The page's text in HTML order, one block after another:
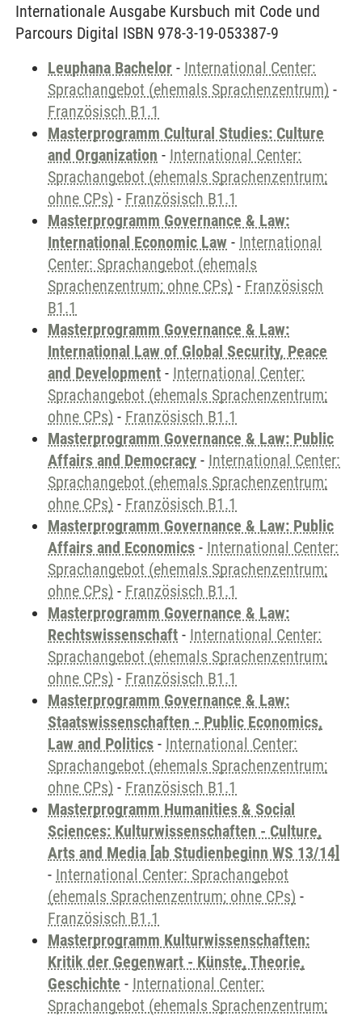
Internationale Ausgabe Kursbuch mit Code und
Parcours Digital ISBN 978-3-19-053387-9
Leuphana Bachelor - International Center:
Sprachangebot (ehemals Sprachenzentrum) -
Französisch B1.1
Masterprogramm Cultural Studies: Culture
and Organization - International Center:
Sprachangebot (ehemals Sprachenzentrum;
ohne CPs) - Französisch B1.1
Masterprogramm Governance & Law:
International Economic Law - International
Center: Sprachangebot (ehemals
Sprachenzentrum; ohne CPs) - Französisch
B1.1
Masterprogramm Governance & Law:
International Law of Global Security, Peace
and Development - International Center:
Sprachangebot (ehemals Sprachenzentrum;
ohne CPs) - Französisch B1.1
Masterprogramm Governance & Law: Public
Affairs and Democracy - International Center:
Sprachangebot (ehemals Sprachenzentrum;
ohne CPs) - Französisch B1.1
Masterprogramm Governance & Law: Public
Affairs and Economics - International Center:
Sprachangebot (ehemals Sprachenzentrum;
ohne CPs) - Französisch B1.1
Masterprogramm Governance & Law:
Rechtswissenschaft - International Center:
Sprachangebot (ehemals Sprachenzentrum;
ohne CPs) - Französisch B1.1
Masterprogramm Governance & Law:
Staatswissenschaften - Public Economics,
Law and Politics - International Center:
Sprachangebot (ehemals Sprachenzentrum;
ohne CPs) - Französisch B1.1
Masterprogramm Humanities & Social
Sciences: Kulturwissenschaften - Culture,
Arts and Media [ab Studienbeginn WS 13/14]
- International Center: Sprachangebot
(ehemals Sprachenzentrum; ohne CPs) -
Französisch B1.1
Masterprogramm Kulturwissenschaften:
Kritik der Gegenwart - Künste, Theorie,
Geschichte - International Center:
Sprachangebot (ehemals Sprachenzentrum;